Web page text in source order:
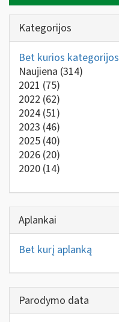
Kategorijos
Bet kurios kategorijos
Naujiena (314)
2021 (75)
2022 (62)
2024 (51)
2023 (46)
2025 (40)
2026 (20)
2020 (14)
Aplankai
Bet kurį aplanką
Parodymo data